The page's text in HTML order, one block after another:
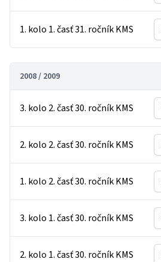
1. kolo 1. časť 31. ročník KMS
2008 / 2009
3. kolo 2. časť 30. ročník KMS
2. kolo 2. časť 30. ročník KMS
1. kolo 2. časť 30. ročník KMS
3. kolo 1. časť 30. ročník KMS
2. kolo 1. časť 30. ročník KMS